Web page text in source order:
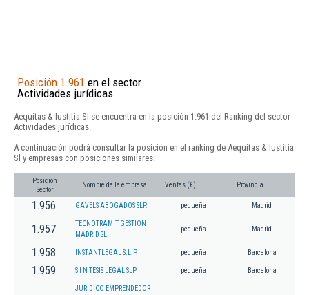
Posición 1.961 en el sector
Actividades jurídicas
Aequitas & Iustitia Sl se encuentra en la posición 1.961 del Ranking del sector
Actividades jurídicas.
A continuación podrá consultar la posición en el ranking de Aequitas & Iustitia
Sl y empresas con posiciones similares:
Posición
Sector
Nombre de la empresa Ventas (€) Provincia
1.956 GAVELS ABOGADOS SLP. pequeña Madrid
1.957
TECNOTRAMIT GESTION
MADRID SL.
pequeña Madrid
1.958 INSTANTLEGAL S.L.P. pequeña Barcelona
1.959 S I N TESIS LEGAL SLP pequeña Barcelona
JURIDICO EMPRENDEDOR